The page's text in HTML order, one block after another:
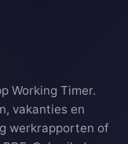
Working Timer.
vakanties en
werkrapporten of